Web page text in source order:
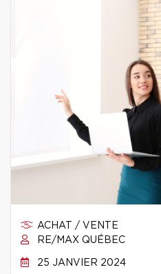
ACHAT / VENTE
RE/MAX QUÉBEC
25 JANVIER 2024